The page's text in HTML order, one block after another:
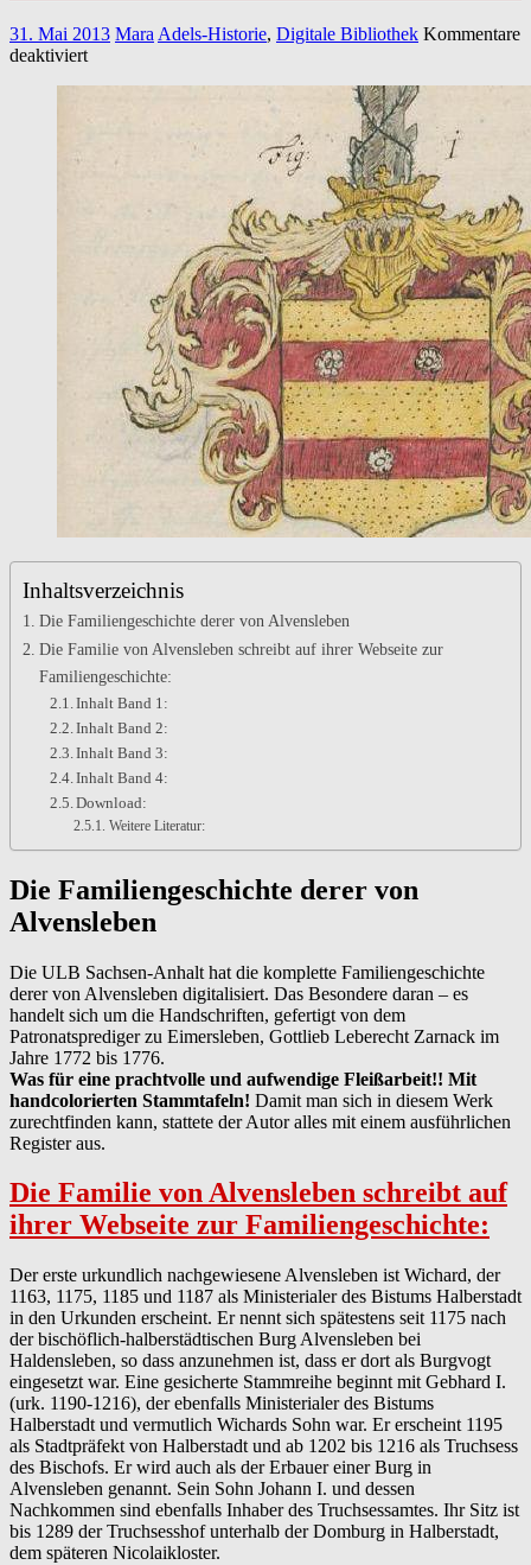
31. Mai 2013 Mara Adels-Historie, Digitale Bibliothek Kommentare
deaktiviertfür
Geschlechts
Inhaltsverzeichnis
Die Familiengeschichte derer von Alvensleben
Die Familie von Alvensleben schreibt auf ihrer Webseite zur
Familiengeschichte:
Inhalt Band 1:
Inhalt Band 2:
Inhalt Band 3:
Inhalt Band 4:
Download:
Weitere Literatur:
Die Familiengeschichte derer von
Alvensleben
Die ULB Sachsen-Anhalt hat die komplette Familiengeschichte
derer von Alvensleben digitalisiert. Das Besondere daran – es
handelt sich um die Handschriften, gefertigt von dem
Patronatsprediger zu Eimersleben, Gottlieb Leberecht Zarnack im
Jahre 1772 bis 1776.
Was für eine prachtvolle und aufwendige Fleißarbeit!! Mit
handcolorierten Stammtafeln! Damit man sich in diesem Werk
zurechtfinden kann, stattete der Autor alles mit einem ausführlichen
Register aus.
Die Familie von Alvensleben schreibt auf
ihrer Webseite zur Familiengeschichte:
Der erste urkundlich nachgewiesene Alvensleben ist Wichard, der
1163, 1175, 1185 und 1187 als Ministerialer des Bistums Halberstadt
in den Urkunden erscheint. Er nennt sich spätestens seit 1175 nach
der bischöflich-halberstädtischen Burg Alvensleben bei
Haldensleben, so dass anzunehmen ist, dass er dort als Burgvogt
eingesetzt war. Eine gesicherte Stammreihe beginnt mit Gebhard I.
(urk. 1190-1216), der ebenfalls Ministerialer des Bistums
Halberstadt und vermutlich Wichards Sohn war. Er erscheint 1195
als Stadtpräfekt von Halberstadt und ab 1202 bis 1216 als Truchsess
des Bischofs. Er wird auch als der Erbauer einer Burg in
Alvensleben genannt. Sein Sohn Johann I. und dessen
Nachkommen sind ebenfalls Inhaber des Truchsessamtes. Ihr Sitz ist
bis 1289 der Truchsesshof unterhalb der Domburg in Halberstadt,
dem späteren Nicolaikloster.